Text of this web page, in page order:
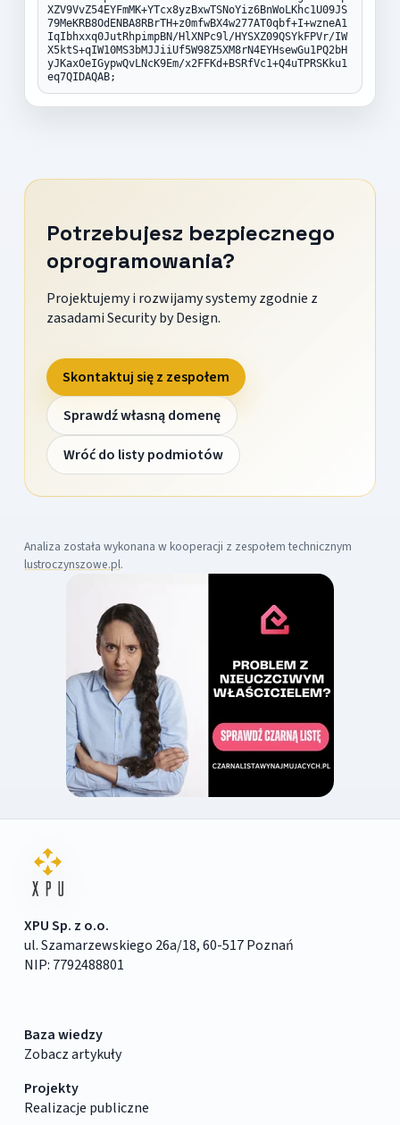
XZV9VvZ54EYFmMK+YTcx8yzBxwTSNoYiz6BnWoLKhc1U09JS
79MeKRB8OdENBA8RBrTH+z0mfwBX4w277AT0qbf+I+wzneA1
IqIbhxxq0JutRhpimpBN/HlXNPc9l/HYSXZ09QSYkFPVr/IW
X5ktS+qIW10MS3bMJJiiUf5W98Z5XM8rN4EYHsewGu1PQ2bH
yJKaxOeIGypwQvLNcK9Em/x2FFKd+BSRfVc1+Q4uTPRSKku1
eq7QIDAQAB;
Potrzebujesz bezpiecznego
oprogramowania?
Projektujemy i rozwijamy systemy zgodnie z
zasadami Security by Design.
Skontaktuj się z zespołem
Sprawdź własną domenę
Wróć do listy podmiotów
Analiza została wykonana w kooperacji z zespołem technicznym
lustroczynszowe.pl.
XPU Sp. z o.o.
ul. Szamarzewskiego 26a/18, 60-517 Poznań
NIP: 7792488801
Baza wiedzy
Zobacz artykuły
Projekty
Realizacje publiczne